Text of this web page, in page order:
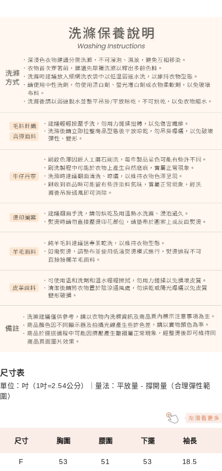
尺寸表
單位：吋（1吋=2.54公分）｜量法：平放量 - 撐開量（合理彈性範
圍）
尺寸 胸圍 腰圍 下擺 袖長
F 53 51 53 18.5